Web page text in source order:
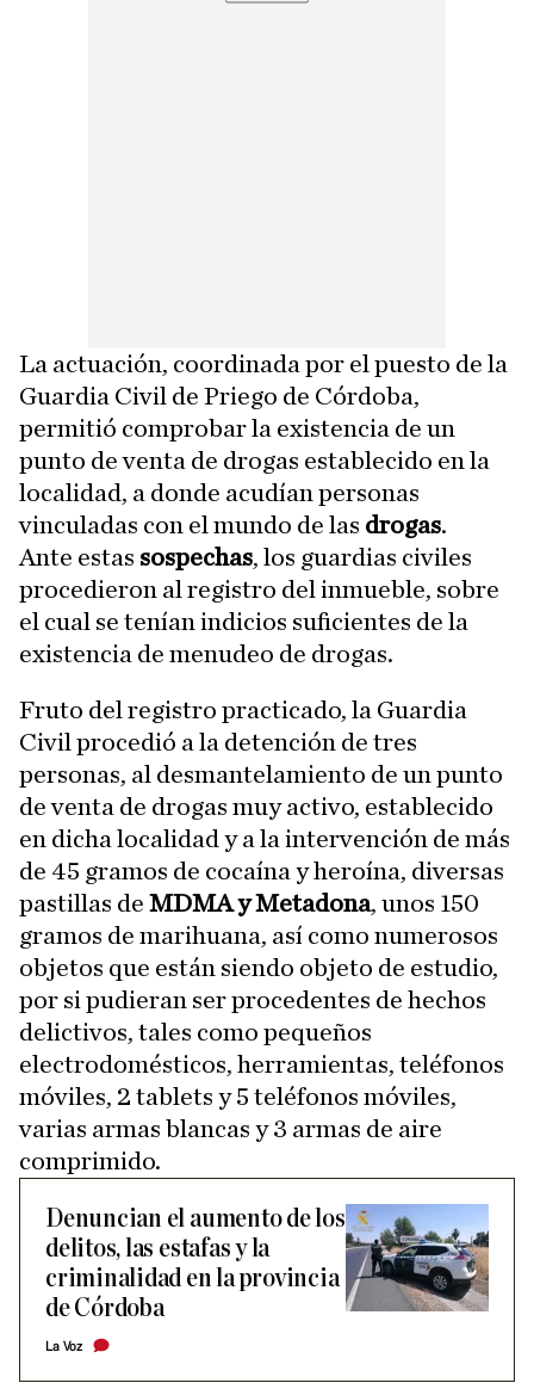
La actuación, coordinada por el puesto de la
Guardia Civil de Priego de Córdoba,
permitió comprobar la existencia de un
punto de venta de drogas establecido en la
localidad, a donde acudían personas
vinculadas con el mundo de las drogas.
Ante estas sospechas, los guardias civiles
procedieron al registro del inmueble, sobre
el cual se tenían indicios suficientes de la
existencia de menudeo de drogas.
Fruto del registro practicado, la Guardia
Civil procedió a la detención de tres
personas, al desmantelamiento de un punto
de venta de drogas muy activo, establecido
en dicha localidad y a la intervención de más
de 45 gramos de cocaína y heroína, diversas
pastillas de MDMA y Metadona, unos 150
gramos de marihuana, así como numerosos
objetos que están siendo objeto de estudio,
por si pudieran ser procedentes de hechos
delictivos, tales como pequeños
electrodomésticos, herramientas, teléfonos
móviles, 2 tablets y 5 teléfonos móviles,
varias armas blancas y 3 armas de aire
comprimido.
Denuncian el aumento de los
delitos, las estafas y la
criminalidad en la provincia
de Córdoba
La Voz